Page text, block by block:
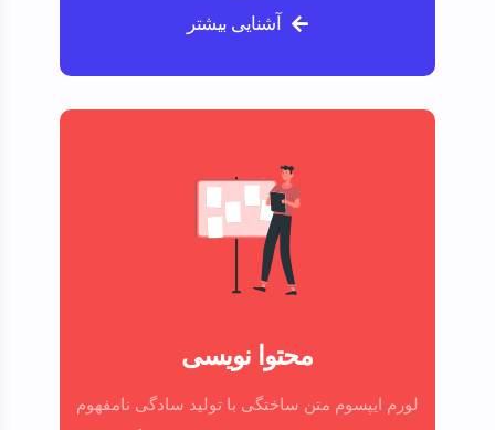
آشنایی بیشتر
محتوا نویسی
لورم ایپسوم متن ساختگی با تولید سادگی نامفهوم